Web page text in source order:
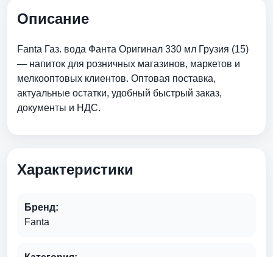
Описание
Fanta Газ. вода Фанта Оригинал 330 мл Грузия (15)
— напиток для розничных магазинов, маркетов и
мелкооптовых клиентов. Оптовая поставка,
актуальные остатки, удобный быстрый заказ,
документы и НДС.
Характеристики
Бренд:
Fanta